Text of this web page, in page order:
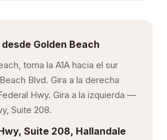
desde Golden Beach
toma la A1A hacia el sur
Blvd. Gira a la derecha
Hwy. Gira a la izquierda —
Suite 208.
Suite 208, Hallandale